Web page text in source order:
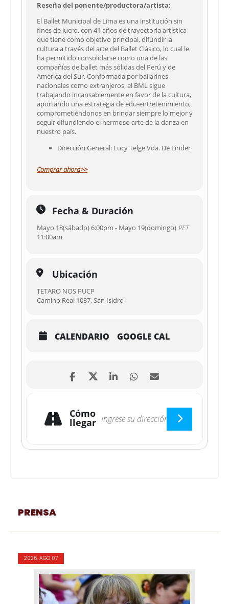
Reseña del ponente/productora/artista:
El Ballet Municipal de Lima es una institución sin
fines de lucro, con 41 años de trayectoria artística
que tiene como objetivo principal, difundir la
cultura a través del arte del Ballet Clásico, lo cual le
ha permitido consolidarse como una de las
compañías de ballet más sólidas del Perú y de
América del Sur. Conformada por bailarines
nacionales como extranjeros, el BML sigue
trabajando incansablemente en favor de la cultura,
aportando una estrategia de edu-entretenimiento,
comprometiéndonos en brindar siempre lo mejor y
seguir difundiendo el hermoso arte de la danza en
nuestro país.
Dirección General: Lucy Telge Vda. De Linder
Comprar ahora>>
Fecha & Duración
Mayo 18(sábado) 6:00pm - Mayo 19(domingo)
11:00am
PET
Ubicación
TETARO NOS PUCP
Camino Real 1037, San Isidro
CALENDARIO GOOGLE CAL
Cómo
llegar
PRENSA
2026, AGO 07